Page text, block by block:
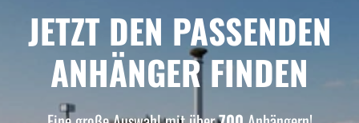
JETZT DEN PASSENDEN
ANHÄNGER FINDEN